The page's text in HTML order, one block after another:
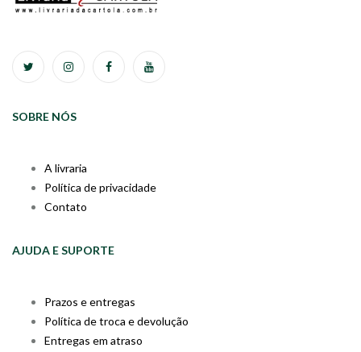
SOBRE NÓS
A livraria
Política de privacidade
Contato
AJUDA E SUPORTE
Prazos e entregas
Política de troca e devolução
Entregas em atraso